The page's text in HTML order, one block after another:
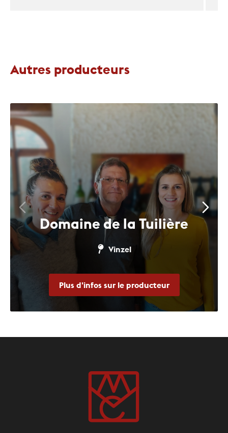
Autres producteurs
Domaine de la Tuilière
Vinzel
Plus d'infos sur le producteur